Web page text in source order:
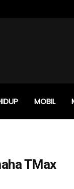
MOBIL
TMax